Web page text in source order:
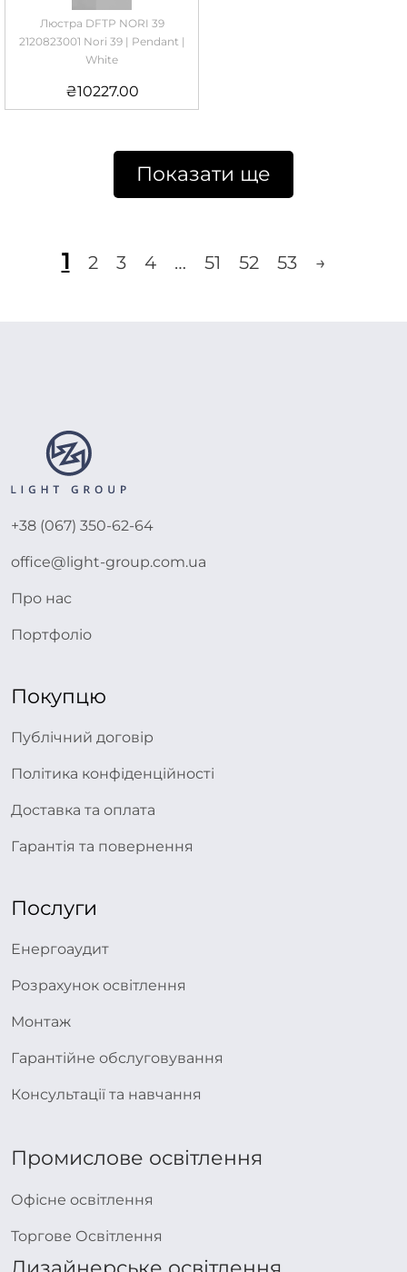
Люстра DFTP NORI 39
2120823001 Nori 39 | Pendant |
White
₴10227.00
Показати ще
1 2 3 4 … 51 52 53 →
+38 (067) 350-62-64
office@light-group.com.ua
Про нас
Портфоліо
Покупцю
Публічний договір
Політика конфіденційності
Доставка та оплата
Гарантія та повернення
Послуги
Енергоаудит
Розрахунок освітлення
Монтаж
Гарантійне обслуговування
Консультації та навчання
Промислове освітлення
Офісне освітлення
Торгове Освітлення